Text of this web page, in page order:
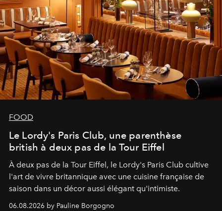
FOOD
Le Lordy's Paris Club, une parenthèse
british à deux pas de la Tour Eiffel
À deux pas de la Tour Eiffel, le Lordy's Paris Club cultive
l'art de vivre britannique avec une cuisine française de
saison dans un décor aussi élégant qu'intimiste.
06.08.2026 by Pauline Borgogno